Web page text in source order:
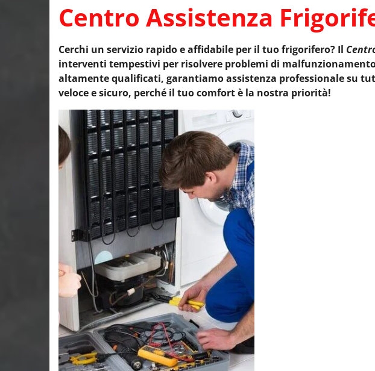
Centro Assistenza
Cerchi un servizio rapido e affidabile per il tuo frigorifero? Il
interventi tempestivi per risolvere problemi di
altamente qualificati, garantiamo assistenza professionale su
veloce e sicuro, perché il tuo comfort è la nostra priorità!